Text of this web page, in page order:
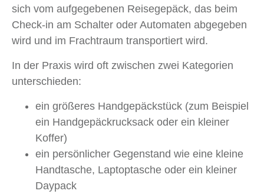
sich vom aufgegebenen Reisegepäck, das beim
Check-in am Schalter oder Automaten abgegeben
wird und im Frachtraum transportiert wird.
In der Praxis wird oft zwischen zwei Kategorien
unterschieden:
ein größeres Handgepäckstück (zum Beispiel
ein Handgepäckrucksack oder ein kleiner
Koffer)
ein persönlicher Gegenstand wie eine kleine
Handtasche, Laptoptasche oder ein kleiner
Daypack